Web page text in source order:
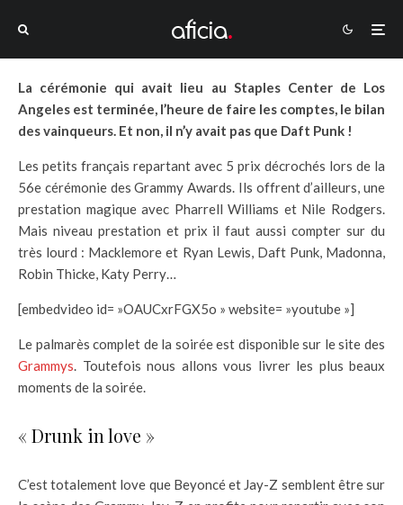
La cérémonie qui avait lieu au Staples Center de Los
Angeles est terminée, l’heure de faire les comptes, le bilan
des vainqueurs. Et non, il n’y avait pas que Daft Punk !
Les petits français repartant avec 5 prix décrochés lors de la
56e cérémonie des Grammy Awards. Ils offrent d’ailleurs, une
prestation magique avec Pharrell Williams et Nile Rodgers.
Mais niveau prestation et prix il faut aussi compter sur du
très lourd : Macklemore et Ryan Lewis, Daft Punk, Madonna,
Robin Thicke, Katy Perry…
[embedvideo id= »OAUCxrFGX5o » website= »youtube »]
Le palmarès complet de la soirée est disponible sur le site des
Grammys. Toutefois nous allons vous livrer les plus beaux
moments de la soirée.
« Drunk in love »
C’est totalement love que Beyoncé et Jay-Z semblent être sur